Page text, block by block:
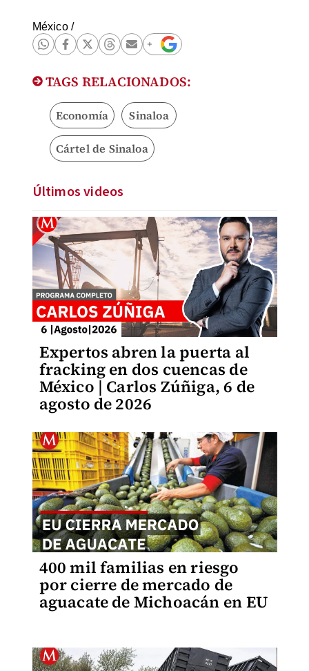
México/
TAGS RELACIONADOS:
Economía Sinaloa
Cártel de Sinaloa
Últimos videos
Expertos abren la puerta al
fracking en dos cuencas de
México | Carlos Zúñiga, 6 de
agosto de 2026
400 mil familias en riesgo
por cierre de mercado de
aguacate de Michoacán en EU